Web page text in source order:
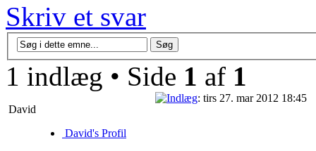
Skriv et svar
1 indlæg • Side 1 af 1
David
David's Profil
: tirs 27. mar 2012 18:45